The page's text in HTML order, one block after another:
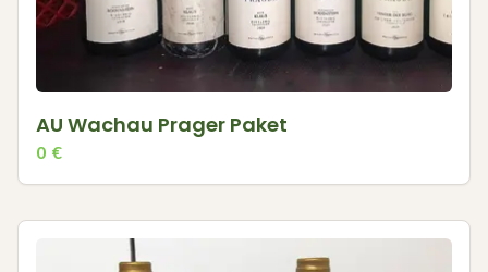
AU Wachau Prager Paket
0 €